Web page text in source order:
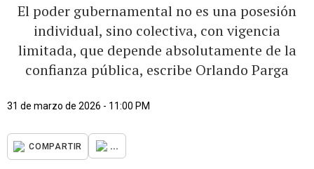
El poder gubernamental no es una posesión
individual, sino colectiva, con vigencia
limitada, que depende absolutamente de la
confianza pública, escribe Orlando Parga
31 de marzo de 2026 - 11:00 PM
COMPARTIR ...